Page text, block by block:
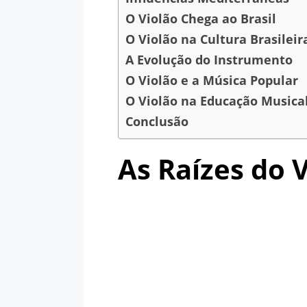
O Violão Chega ao Brasil
O Violão na Cultura
A Evolução do Instrumento
O Violão e a Música Popular
O Violão na Educação Musical
Conclusão
As Raízes do